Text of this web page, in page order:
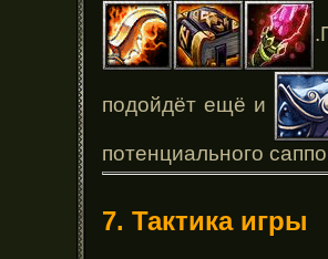
подойдёт ещё и
потенциального
7. Тактика игры